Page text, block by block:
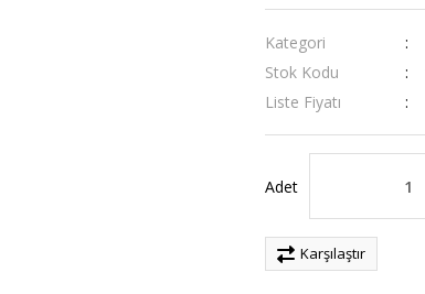
Kategori
Stok Kodu
Liste Fiyatı
Adet
Karşılaştır